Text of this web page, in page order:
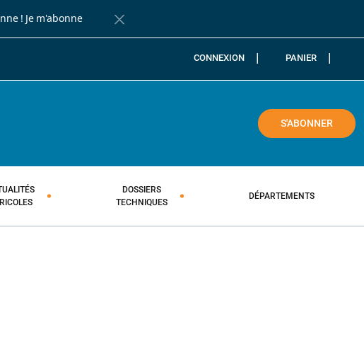
! Je m'abonne
Fermer la barre de notification
CONNEXION PANIER
S'ABONNER
DOSSIERS
TECHNIQUES
DÉPARTEMENTS